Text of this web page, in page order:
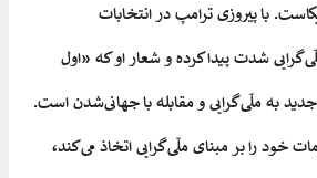
با پیروزی ترامپ در انتخابات
شدت پیدا کرده و شعار او که «اول
به ملّی‌گرایی و مقابله با جهانی‌شدن است.
خود را بر مبنای ملّی‌گرایی اتخاذ می‌کند،